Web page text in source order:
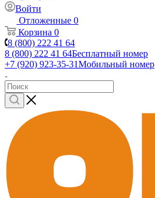
Войти
Отложенные 0
Корзина 0
8 (800) 222 41 64
8 (800) 222 41 64Бесплатный номер
+7 (920) 923-35-31Мобильный номер